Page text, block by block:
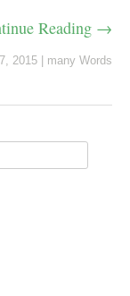
Reading →
2015 many Words